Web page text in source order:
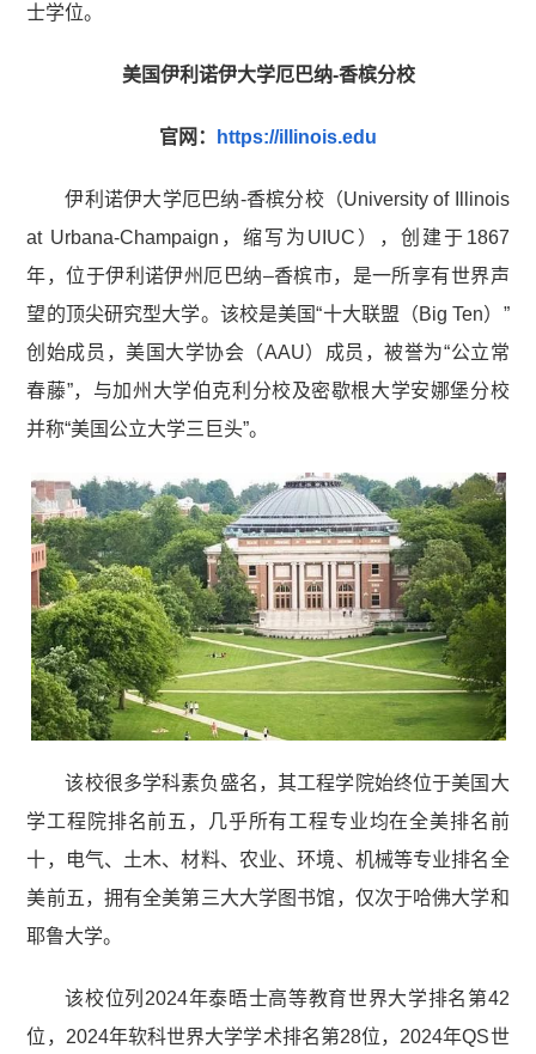
士学位。
美国伊利诺伊大学厄巴纳-香槟分校
官网： https://illinois.edu
伊利诺伊大学厄巴纳-香槟分校（University of Illinois
at Urbana-Champaign，缩写为UIUC），创建于1867
年，位于伊利诺伊州厄巴纳–香槟市，是一所享有世界声
望的顶尖研究型大学。该校是美国“十大联盟（Big Ten）”
创始成员，美国大学协会（AAU）成员，被誉为“公立常
春藤”，与加州大学伯克利分校及密歇根大学安娜堡分校
并称“美国公立大学三巨头”。
该校很多学科素负盛名，其工程学院始终位于美国大
学工程院排名前五，几乎所有工程专业均在全美排名前
十，电气、土木、材料、农业、环境、机械等专业排名全
美前五，拥有全美第三大大学图书馆，仅次于哈佛大学和
耶鲁大学。
该校位列2024年泰晤士高等教育世界大学排名第42
位，2024年软科世界大学学术排名第28位，2024年QS世